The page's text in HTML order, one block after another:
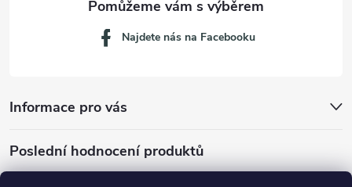
Informace pro vás
Najdete nás na Facebooku
Poslední hodnocení produktů